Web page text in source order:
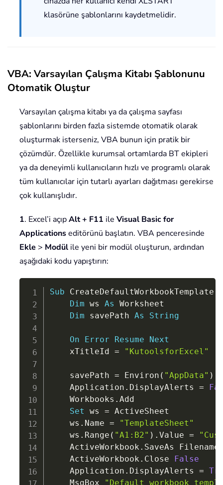
klasörüne şablonlarını kaydetmelidir.
VBA: Varsayılan Çalışma Kitabı Şablonunu
Otomatik Oluştur
Varsayılan çalışma kitabı ya da çalışma sayfası
şablonlarını birden fazla sistemde otomatik olarak
oluşturmak isterseniz, VBA bunun için pratik bir
çözümdür. Özellikle kurumsal ortamlarda BT ekipleri
ya da deneyimli kullanıcıların hızlı ve programlı olarak
tüm kullanıcılar için tutarlı ayarları dağıtması gerekirse
çok kullanışlıdır.
1. Excel’i açıpAlt + F11 ile Visual Basic for
Applicationseditörünü başlatın. VBA penceresinde
Ekle > Modül ile yeni bir modül oluşturun, ardından
aşağıdaki kodu yapıştırın:
Sub CreateDefaultWorkbookTemplate
Dim ws As Worksheet
Dim savePath As String
On Error Resume
Next
    xTitleId
= "KutoolsforExcel"
    savePath
= Environ ( "AppData" )
    Application
. DisplayAlerts =
    Workbooks
. Add
Set ws = ActiveSheet
    ws
. Name =
"TemplateSheet"
    ws
. Range ( "A1:B2" ) . Value =
    ActiveWorkbook
. SaveAs Filename
    ActiveWorkbook
. Close False
    Application
. DisplayAlerts =
    MsgBox
"Default workbook
Copy